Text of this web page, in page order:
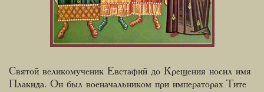
Святой великомученик Евстафий до Крещения носил имя
Плакида. Он был военачальником при императорах Тите